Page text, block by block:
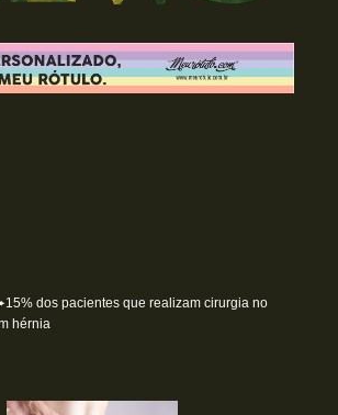
dos pacientes que realizam cirurgia no
hérnia